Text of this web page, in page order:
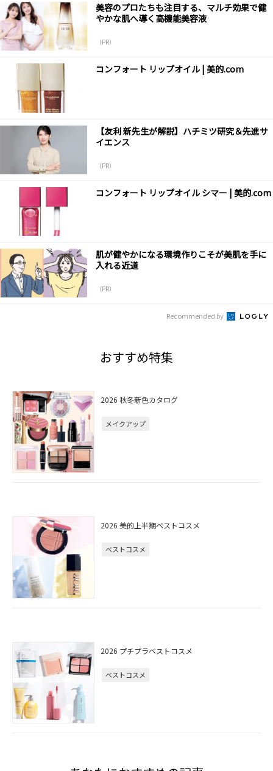
美容のプロたちも注目する、マルチ効果で健
やかな肌へ導く高機能美容液
（PR）
コンフォート リップオイル | 美的.com
【友利 新先生が解説】ハチミツ研究＆先進サ
イエンス
（PR）
コンフォート リップオイル シマー | 美的.com
肌が健やかになる環境作りこそが美肌を手に
入れる近道
（PR）
Recommended by
おすすめ特集
2026 秋冬新色カタログ
メイクアップ
2026 美的上半期ベストコスメ
ベストコスメ
2026 プチプラベストコスメ
ベストコスメ